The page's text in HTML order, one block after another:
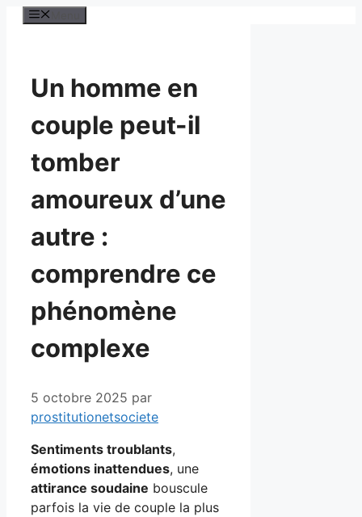
Aller
Un homme en
couple peut-il
tomber
amoureux d’une
autre :
comprendre ce
phénomène
complexe
5 octobre 2025 par
prostitutionetsociete
Sentiments troublants,
émotions inattendues, une
attirance soudaine bouscule
parfois la vie de couple la plus